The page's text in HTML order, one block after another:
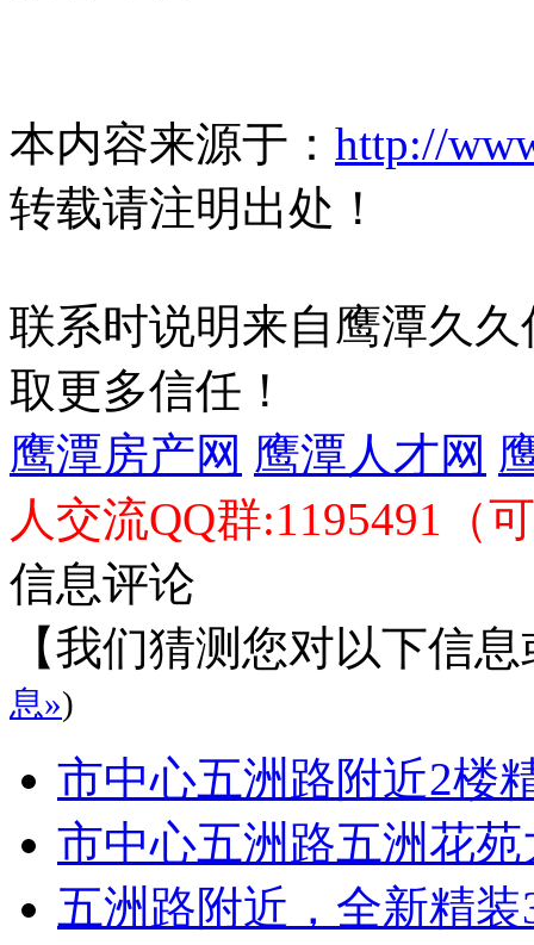
本内容来源于： http://
转载请注明出处！
联系时说明来自鹰潭久久
取更多信任！
鹰潭房产网 鹰潭人才网
人交流QQ群:1195491（
信息评论
【我们猜测您对以下信
息»)
市中心五洲路附近2楼
市中心五洲路五洲花
五洲路附近，全新精